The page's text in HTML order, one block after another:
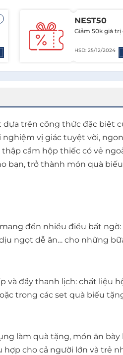
NEST50
Giảm 50k giá
HSD: 25/12/2024
trên công thức đặc biệt
vị giác tuyệt vời,
cẩm hộp thiếc có vẻ
trở thành món quà
đến nhiều điều bất
ngọt dễ ăn… cho những
và đầy thanh lịch: chất liệu
trong các set quà biếu
làm quà tặng, món ăn
cho cả người lớn và trẻ